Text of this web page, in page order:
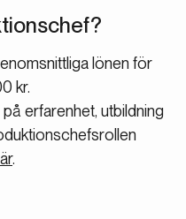
lönen för
kr.
erfarenhet, utbildning
.